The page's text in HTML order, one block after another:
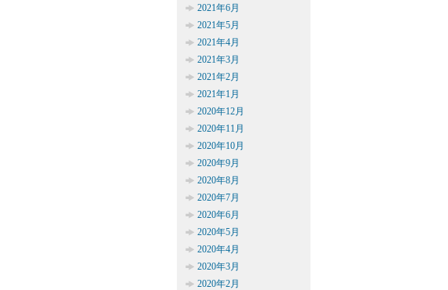
2021年6月
2021年5月
2021年4月
2021年3月
2021年2月
2021年1月
2020年12月
2020年11月
2020年10月
2020年9月
2020年8月
2020年7月
2020年6月
2020年5月
2020年4月
2020年3月
2020年2月